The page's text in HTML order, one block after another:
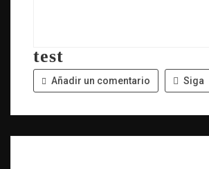
test
Añadir un comentario Siga